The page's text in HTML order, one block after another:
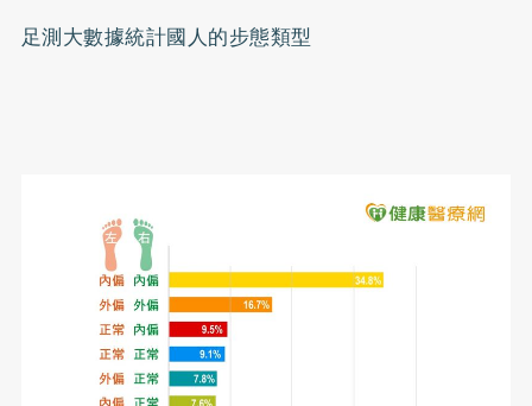
足測大數據統計國人的步態類型